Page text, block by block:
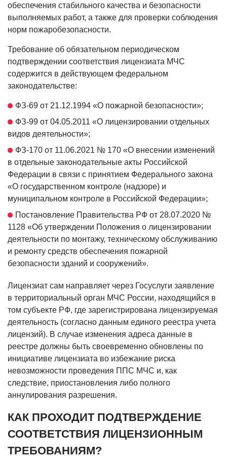
обеспечения стабильного качества и безопасности
выполняемых работ, а также для проверки соблюдения
норм пожаробезопасности.
Требование об обязательном периодическом
подтверждении соответствия лицензиата МЧС
содержится в действующем федеральном
законодательстве:
ФЗ-69 от 21.12.1994 «О пожарной безопасности»;
ФЗ-99 от 04.05.2011 «О лицензировании отдельных
видов деятельности»;
ФЗ-170 от 11.06.2021 № 170 «О внесении изменений
в отдельные законодательные акты Российской
Федерации в связи с принятием Федерального закона
«О государственном контроле (надзоре) и
муниципальном контроле в Российской Федерации»;
Постановление Правительства РФ от 28.07.2020 №
1128 «Об утверждении Положения о лицензировании
деятельности по монтажу, техническому обслуживанию
и ремонту средств обеспечения пожарной
безопасности зданий и сооружений».
Лицензиат сам направляет через Госуслуги заявление
в территориальный орган МЧС России, находящийся в
том субъекте РФ, где зарегистрирована лицензируемая
деятельность (согласно данным единого реестра учета
лицензий). В случае изменения адреса данные в
реестре должны быть своевременно обновлены по
инициативе лицензиата во избежание риска
невозможности проведения ППС МЧС и, как
следствие, приостановления либо полного
аннулирования разрешения.
КАК ПРОХОДИТ ПОДТВЕРЖДЕНИЕ
СООТВЕТСТВИЯ ЛИЦЕНЗИОННЫМ
ТРЕБОВАНИЯМ?